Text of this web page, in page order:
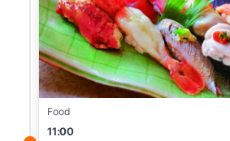
Food
11:00